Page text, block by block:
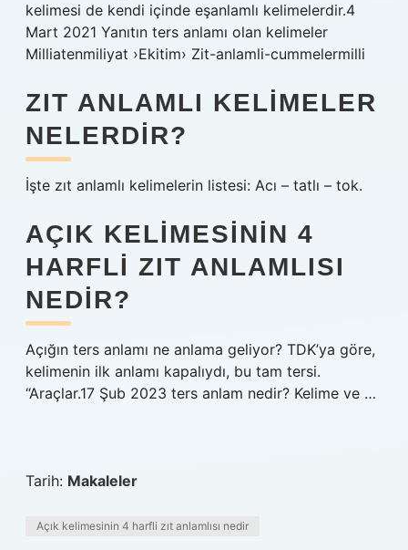
kelimesi de kendi içinde eşanlamlı kelimelerdir.4
Mart 2021 Yanıtın ters anlamı olan kelimeler
Milliatenmiliyat ›Ekitim› Zit-anlamli-cummelermilli
ZIT ANLAMLI KELIMELER
NELERDIR?
İşte zıt anlamlı kelimelerin listesi: Acı – tatlı – tok.
AÇIK KELIMESININ 4
HARFLI ZIT ANLAMLISI
NEDIR?
Açığın ters anlamı ne anlama geliyor? TDK’ya göre,
kelimenin ilk anlamı kapalıydı, bu tam tersi.
“Araçlar.17 Şub 2023 ters anlam nedir? Kelime ve …
Tarih: Makaleler
Açık kelimesinin 4 harfli zıt anlamlısı nedir